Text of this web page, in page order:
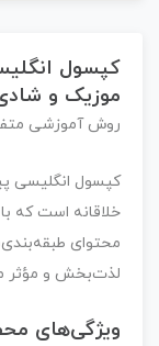
کپسول انگلیسی
موزیک و شادی
روش آموزشی متفاوت و جذاب
کپسول انگلیسی پیله تا
خلاقانه است که با
محتوای طبقه‌بندی‌شده
لذت‌بخش و مؤثر
ویژگی‌های